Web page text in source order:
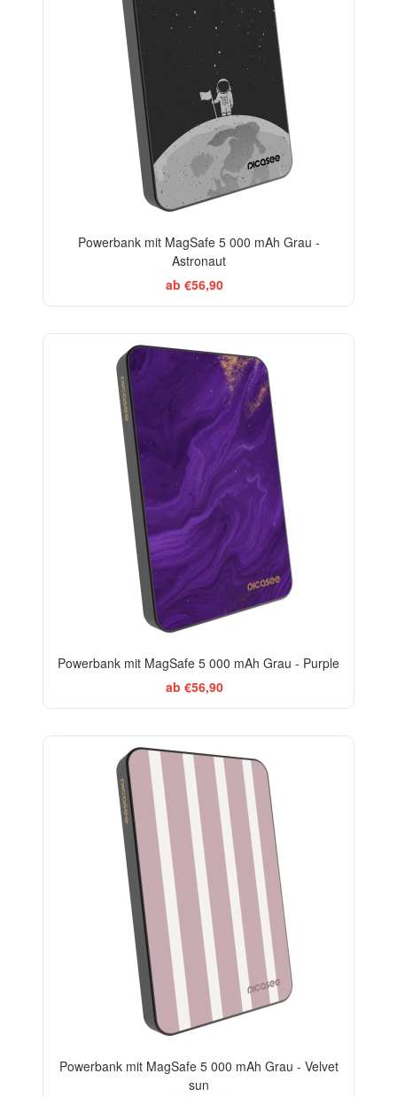
Powerbank mit MagSafe 5 000 mAh Grau -
Astronaut
ab €56,90
Powerbank mit MagSafe 5 000 mAh Grau - Purple
ab €56,90
Powerbank mit MagSafe 5 000 mAh Grau - Velvet
sun